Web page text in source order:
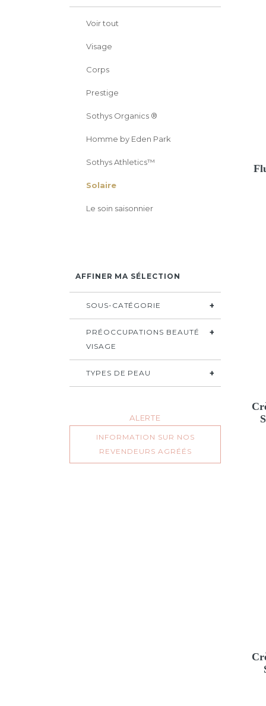
Voir tout
Visage
Corps
Prestige
Sothys Organics ®
Homme by Eden Park
Sothys Athletics™
Solaire
Le soin saisonnier
AFFINER MA SÉLECTION
SOUS-CATÉGORIE
PRÉOCCUPATIONS BEAUTÉ
VISAGE
TYPES DE PEAU
ALERTE
INFORMATION SUR NOS
REVENDEURS AGRÉÉS